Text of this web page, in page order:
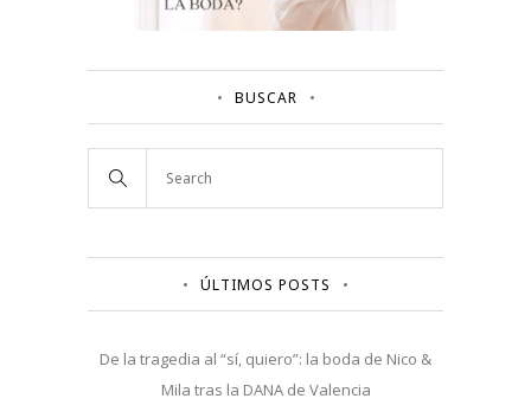
BUSCAR
ÚLTIMOS POSTS
De la tragedia al “sí, quiero”: la boda de Nico &
Mila tras la DANA de Valencia